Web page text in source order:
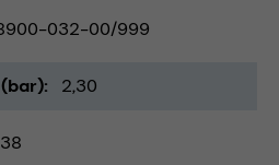
032-00/999
2,30
38